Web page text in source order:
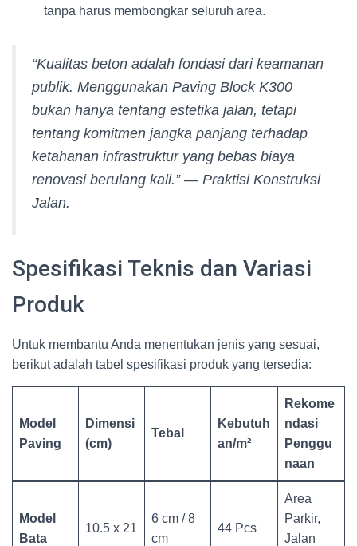
tanpa harus membongkar seluruh area.
“Kualitas beton adalah fondasi dari keamanan
publik. Menggunakan Paving Block K300
bukan hanya tentang estetika jalan, tetapi
tentang komitmen jangka panjang terhadap
ketahanan infrastruktur yang bebas biaya
renovasi berulang kali.” — Praktisi Konstruksi
Jalan.
Spesifikasi Teknis dan Variasi
Produk
Untuk membantu Anda menentukan jenis yang sesuai,
berikut adalah tabel spesifikasi produk yang tersedia:
Model
Paving
Dimensi
(cm)
Tebal
Kebutuh
an/m²
Rekome
ndasi
Penggu
naan
Model
Bata
10.5 x 21
6 cm / 8
cm
44 Pcs
Area
Parkir,
Jalan